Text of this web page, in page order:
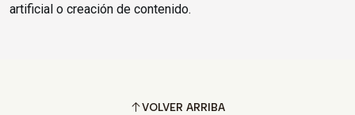
artificial o creación de contenido.
VOLVER ARRIBA